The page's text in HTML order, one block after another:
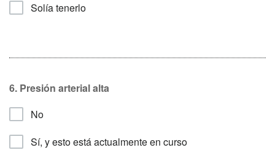
Solía tenerlo
6. Presión arterial alta
No
Sí, y esto está actualmente en curso